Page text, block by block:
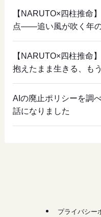
【NARUTO×四柱推命
点——追い風が吹く年
【NARUTO×四柱推
抱えたまま生きる、も
AIの廃止ポリシーを調
話になりました
プライバシー